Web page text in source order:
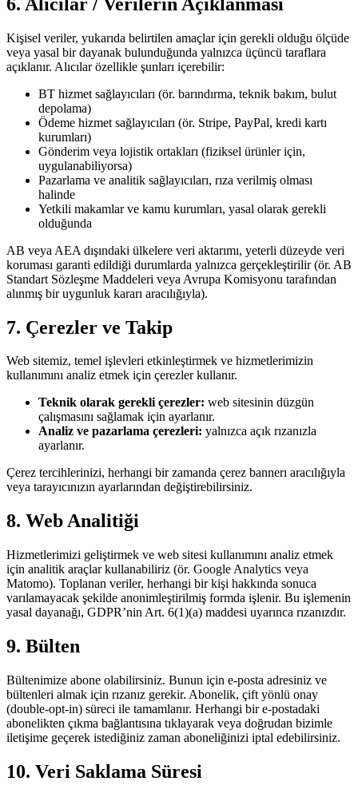
Kişisel veriler, yukarıda belirtilen amaçlar için gerekli olduğu ölçüde
veya yasal bir dayanak bulunduğunda yalnızca üçüncü taraflara
açıklanır. Alıcılar özellikle şunları içerebilir:
BT hizmet sağlayıcıları (ör. barındırma, teknik bakım, bulut
depolama)
Ödeme hizmet sağlayıcıları (ör. Stripe, PayPal, kredi kartı
kurumları)
Gönderim veya lojistik ortakları (fiziksel ürünler için,
uygulanabiliyorsa)
Pazarlama ve analitik sağlayıcıları, rıza verilmiş olması
halinde
Yetkili makamlar ve kamu kurumları, yasal olarak gerekli
olduğunda
AB veya AEA dışındaki ülkelere veri aktarımı, yeterli düzeyde veri
koruması garanti edildiği durumlarda yalnızca gerçekleştirilir (ör. AB
Standart Sözleşme Maddeleri veya Avrupa Komisyonu tarafından
alınmış bir uygunluk kararı aracılığıyla).
7. Çerezler ve Takip
Web sitemiz, temel işlevleri etkinleştirmek ve hizmetlerimizin
kullanımını analiz etmek için çerezler kullanır.
Teknik olarak gerekli çerezler: web sitesinin düzgün
çalışmasını sağlamak için ayarlanır.
Analiz ve pazarlama çerezleri: yalnızca açık rızanızla
ayarlanır.
Çerez tercihlerinizi, herhangi bir zamanda çerez bannerı aracılığıyla
veya tarayıcınızın ayarlarından değiştirebilirsiniz.
8. Web Analitiği
Hizmetlerimizi geliştirmek ve web sitesi kullanımını analiz etmek
için analitik araçlar kullanabiliriz (ör. Google Analytics veya
Matomo). Toplanan veriler, herhangi bir kişi hakkında sonuca
varılamayacak şekilde anonimleştirilmiş formda işlenir. Bu işlemenin
yasal dayanağı, GDPR’nin Art. 6(1)(a) maddesi uyarınca rızanızdır.
9. Bülten
Bültenimize abone olabilirsiniz. Bunun için e-posta adresiniz ve
bültenleri almak için rızanız gerekir. Abonelik, çift yönlü onay
(double-opt-in) süreci ile tamamlanır. Herhangi bir e-postadaki
abonelikten çıkma bağlantısına tıklayarak veya doğrudan bizimle
iletişime geçerek istediğiniz zaman aboneliğinizi iptal edebilirsiniz.
10. Veri Saklama Süresi